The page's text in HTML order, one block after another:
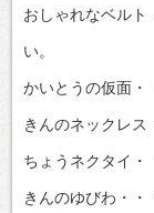
おしゃれなベルト
い。
かいとうの仮面・
きんのネックレス
ちょうネクタイ・
きんのゆびわ・・